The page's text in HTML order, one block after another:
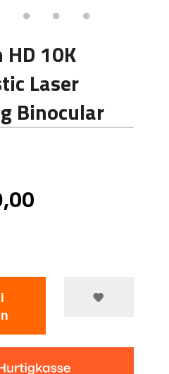
10K
Laser
Binocular